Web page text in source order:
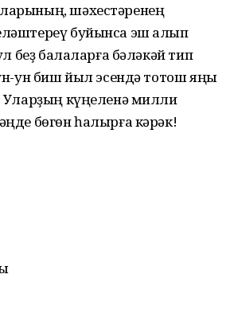
шә­хес­тәренең
бу­йынса эш алып
беҙ балаларға бәләкәй тип
ун биш йыл эсендә тотош яңы
Уларҙың күңеленә милли
бөгөн һалырға кәрәк!